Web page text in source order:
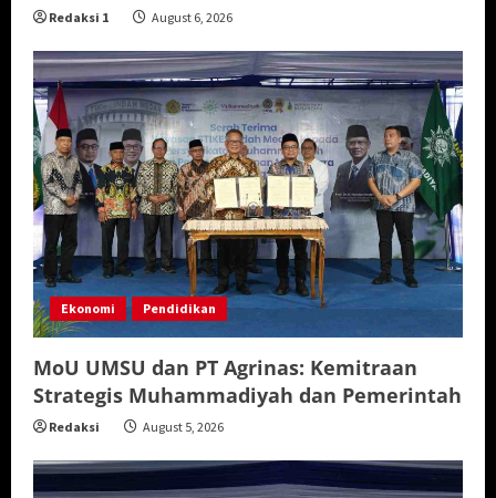
Redaksi 1 August 6, 2026
Ekonomi Pendidikan
MoU UMSU dan PT Agrinas: Kemitraan
Strategis Muhammadiyah dan Pemerintah
Redaksi August 5, 2026